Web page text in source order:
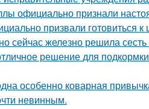
официально признали
призвали готовиться к
сейчас железно решила сесть
решение для
особенно коварная
невинным.